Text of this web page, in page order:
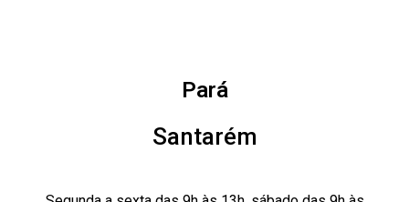
Pará
Santarém